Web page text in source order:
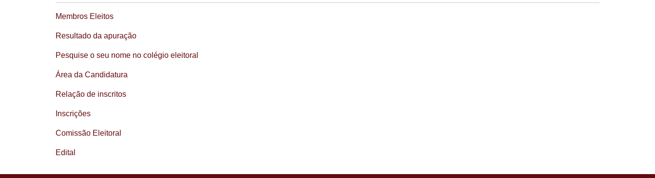
Membros Eleitos
Resultado da apuração
Pesquise o seu nome no colégio eleitoral
Área da Candidatura
Relação de inscritos
Inscrições
Comissão Eleitoral
Edital